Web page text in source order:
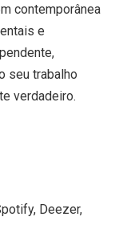
contemporânea
e
seu trabalho
verdadeiro.
Deezer,